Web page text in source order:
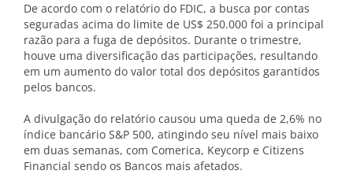
De acordo com o relatório do FDIC, a busca por contas
seguradas acima do limite de US$ 250.000 foi a principal
razão para a fuga de depósitos. Durante o trimestre,
houve uma diversificação das participações, resultando
em um aumento do valor total dos depósitos garantidos
pelos bancos.
A divulgação do relatório causou uma queda de 2,6% no
índice bancário S&P 500, atingindo seu nível mais baixo
em duas semanas, com Comerica, Keycorp e Citizens
Financial sendo os Bancos mais afetados.